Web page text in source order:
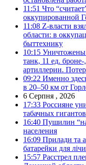
11:51 Что
оккупированной
11:08 Z-власти
области: в
быттехнику
10:15
танк, 11 ед.
артиллерии.
09:22 Именно
в 20–50 км от
6 Серпня , 2026
17:33 Россияне
табачных
16:40 Пушилин
населения
16:09 Прилади та
батарейки для
15:57 Расстрел